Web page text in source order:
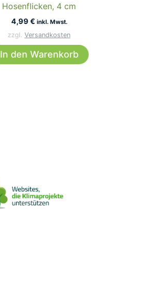
Hosenflicken, 4 cm
4,99 € inkl. Mwst.
zzgl. Versandkosten
In den Warenkorb